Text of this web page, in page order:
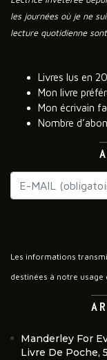
les journées où je ne
lecture quotidienne
Livres lus en
Mon livre
Mon écrivain
Nombre
Les informations
destinées à notre usage
Manderley For
Livre De Poche,